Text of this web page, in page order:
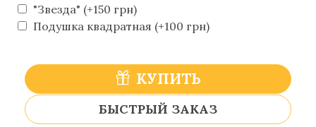
"Звезда" (+150 грн)
Подушка квадратная (+100 грн)
КУПИТЬ
БЫСТРЫЙ ЗАКАЗ